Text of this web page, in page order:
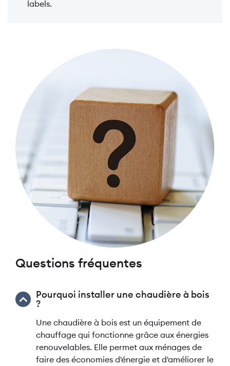
labels.
Questions fréquentes
Pourquoi installer une chaudière à bois
?
Une chaudière à bois est un équipement de
chauffage qui fonctionne grâce aux énergies
renouvelables. Elle permet aux ménages de
faire des économies d'énergie et d'améliorer le